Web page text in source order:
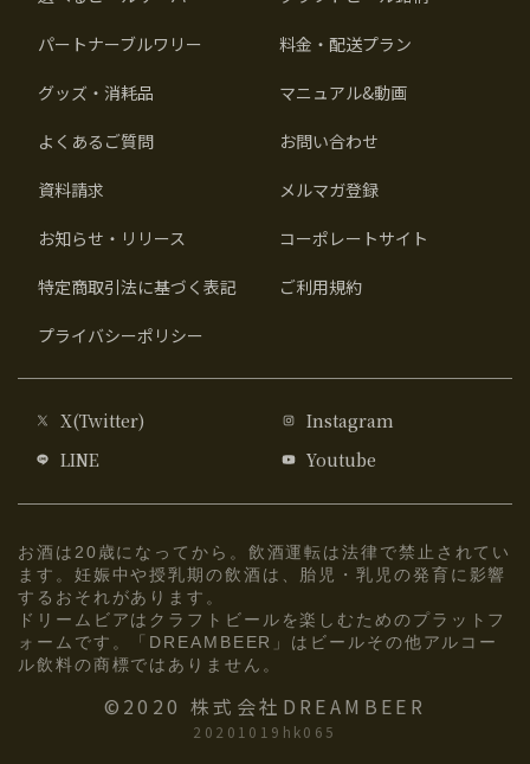
パートナーブルワリー 料金・配送プラン
グッズ・消耗品 マニュアル&動画
よくあるご質問 お問い合わせ
資料請求 メルマガ登録
お知らせ・リリース コーポレートサイト
特定商取引法に基づく表記 ご利用規約
プライバシーポリシー
X(Twitter)
Instagram
LINE
Youtube
お酒は20歳になってから。飲酒運転は法律で禁止されてい
ます。妊娠中や授乳期の飲酒は、胎児・乳児の発育に影響
するおそれがあります。
ドリームビアはクラフトビールを楽しむためのプラットフ
ォームです。「DREAMBEER」はビールその他アルコー
ル飲料の商標ではありません。
20201019hk065
©2020 株式会社DREAMBEER